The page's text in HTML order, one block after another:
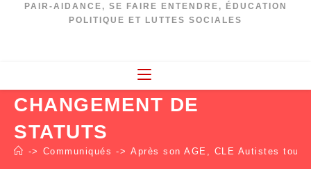
PAIR-AIDANCE, SE FAIRE ENTENDRE, ÉDUCATION
POLITIQUE ET LUTTES SOCIALES
CHANGEMENT DE
STATUTS
-> Communiqués -> Après son AGE, CLE Autistes